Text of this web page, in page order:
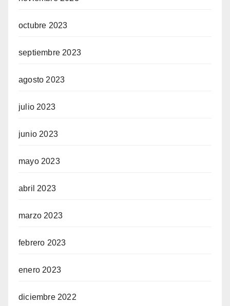
octubre 2023
septiembre 2023
agosto 2023
julio 2023
junio 2023
mayo 2023
abril 2023
marzo 2023
febrero 2023
enero 2023
diciembre 2022